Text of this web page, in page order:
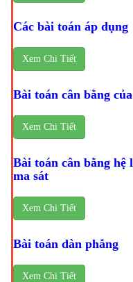
Các bài toán áp dụng
Xem Chi Tiết
Bài toán cân bằng
Xem Chi Tiết
Bài toán cân bằng
ma sát
Xem Chi Tiết
Bài toán dàn phẳng
Xem Chi Tiết